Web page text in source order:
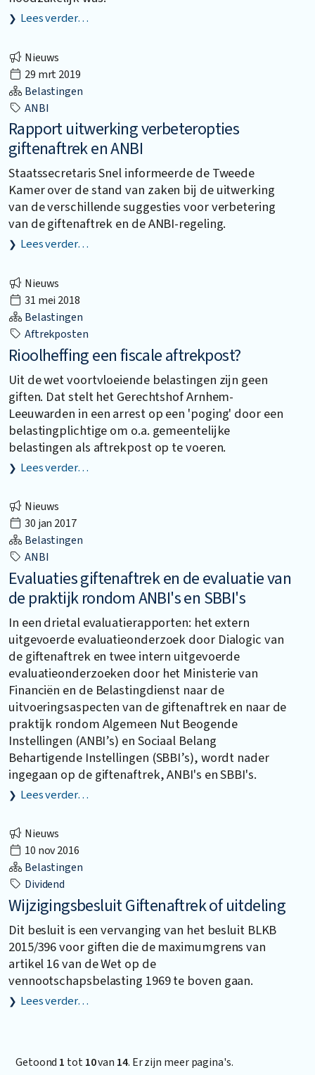
Lees verder…
Nieuws
29 mrt 2019
Belastingen
ANBI
Rapport uitwerking verbeteropties
giftenaftrek en ANBI
Staatssecretaris Snel informeerde de Tweede
Kamer over de stand van zaken bij de uitwerking
van de verschillende suggesties voor verbetering
van de giftenaftrek en de ANBI-regeling.
Lees verder…
Nieuws
31 mei 2018
Belastingen
Aftrekposten
Rioolheffing een fiscale aftrekpost?
Uit de wet voortvloeiende belastingen zijn geen
giften. Dat stelt het Gerechtshof Arnhem-
Leeuwarden in een arrest op een 'poging' door een
belastingplichtige om o.a. gemeentelijke
belastingen als aftrekpost op te voeren.
Lees verder…
Nieuws
30 jan 2017
Belastingen
ANBI
Evaluaties giftenaftrek en de evaluatie van
de praktijk rondom ANBI's en SBBI's
In een drietal evaluatierapporten: het extern
uitgevoerde evaluatieonderzoek door Dialogic van
de giftenaftrek en twee intern uitgevoerde
evaluatieonderzoeken door het Ministerie van
Financiën en de Belastingdienst naar de
uitvoeringsaspecten van de giftenaftrek en naar de
praktijk rondom Algemeen Nut Beogende
Instellingen (ANBI’s) en Sociaal Belang
Behartigende Instellingen (SBBI’s), wordt nader
ingegaan op de giftenaftrek, ANBI's en SBBI's.
Lees verder…
Nieuws
10 nov 2016
Belastingen
Dividend
Wijzigingsbesluit Giftenaftrek of uitdeling
Dit besluit is een vervanging van het besluit BLKB
2015/396 voor giften die de maximumgrens van
artikel 16 van de Wet op de
vennootschapsbelasting 1969 te boven gaan.
Lees verder…
Getoond 1 tot10van 14. Er zijn meer pagina's.